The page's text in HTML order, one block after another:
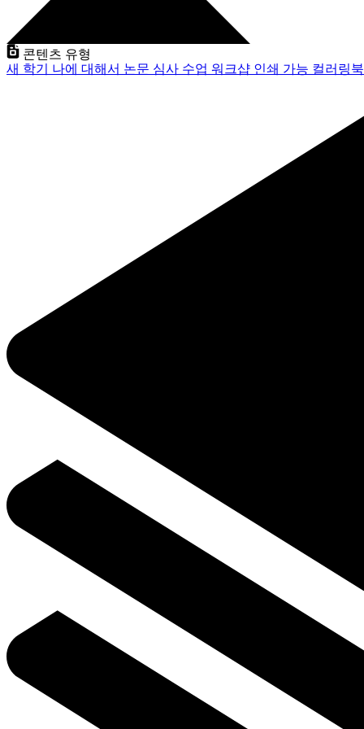
콘텐츠 유형
새 학기 나에 대해서 논문 심사 수업 워크샵 인쇄 가능 컬러링북